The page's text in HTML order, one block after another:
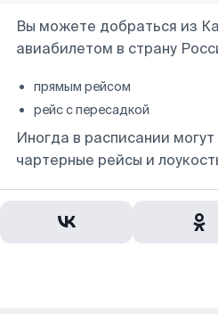
Вы можете добраться из
авиабилетом в страну
прямым рейсом
рейс с пересадкой
Иногда в расписании могут
чартерные рейсы и